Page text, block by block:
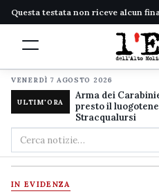
Questa testata non riceve alcun
VENERDÌ 7 AGOSTO 2026
ULTIM'ORA
Arma dei
presto il
Stracqualursi
Cerca
nel
sito
IN EVIDENZA